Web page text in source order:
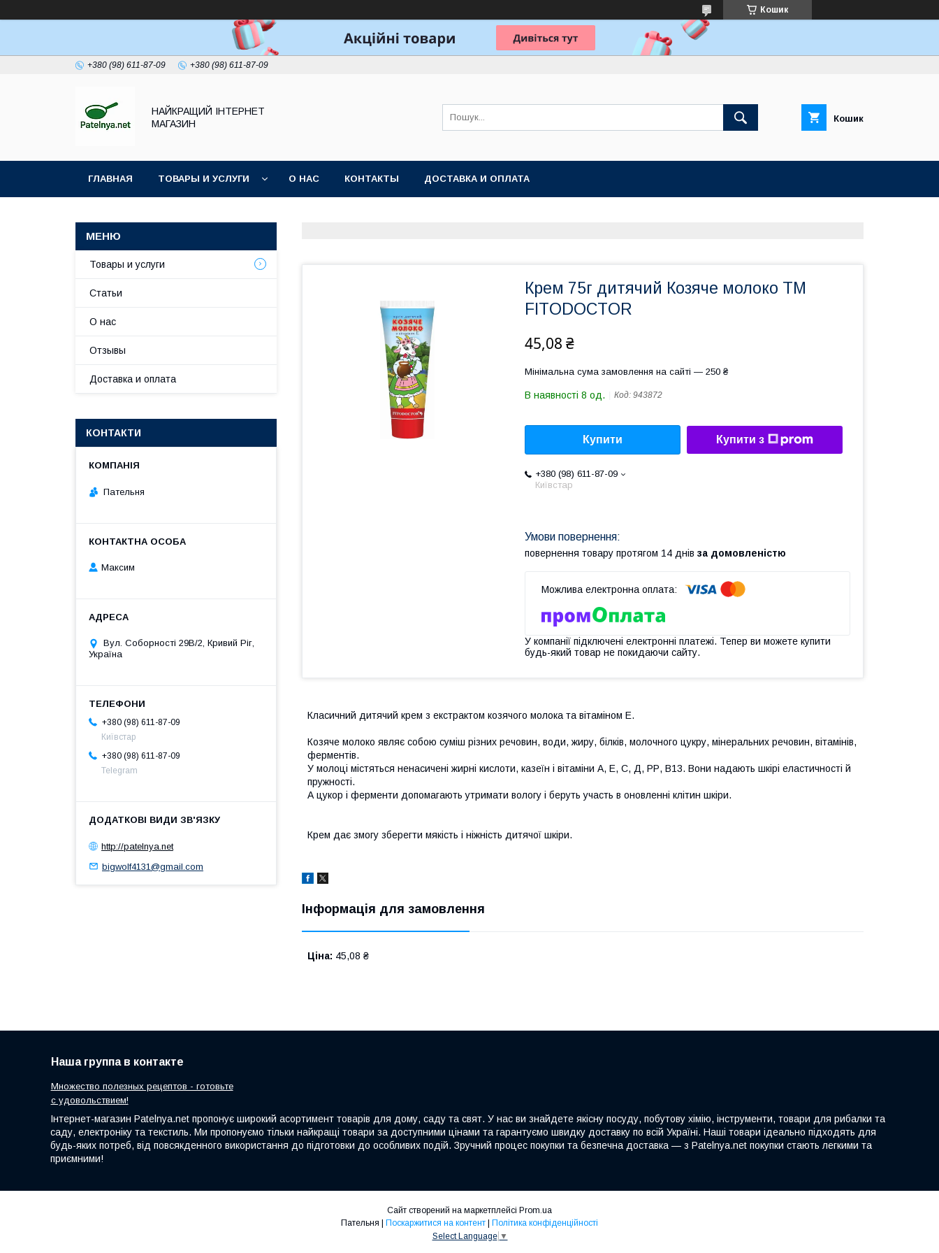
Кошик
+380 (98) 611-87-09 +380 (98) 611-87-09
НАЙКРАЩИЙ ІНТЕРНЕТ
МАГАЗИН
Кошик
ГЛАВНАЯ ТОВАРЫ И УСЛУГИ О НАС КОНТАКТЫ ДОСТАВКА И ОПЛАТА
Крем 75г дитячий Козяче молоко ТМ
FITODOCTOR
45,08 ₴
Мінімальна сума замовлення на сайті — 250 ₴
В наявності 8 од. Код: 943872
Купити Купити з
+380 (98) 611-87-09
Київстар
повернення товару протягом 14 днів за домовленістю
У компанії підключені електронні платежі. Тепер ви можете купити
будь-який товар не покидаючи сайту.
Класичний дитячий крем з екстрактом козячого молока та вітаміном Е.
Козяче молоко являє собою суміш різних речовин, води, жиру, білків, молочного цукру, мінеральних речовин, вітамінів,
ферментів.
У молоці містяться ненасичені жирні кислоти, казеїн і вітаміни А, Е, С, Д, РР, В13. Вони надають шкірі еластичності й
пружності.
А цукор і ферменти допомагають утримати вологу і беруть участь в оновленні клітин шкіри.
Крем дає змогу зберегти мякість і ніжність дитячої шкіри.
Інформація для замовлення
Ціна: 45,08 ₴
Товары и услуги
Статьи
О нас
Отзывы
Доставка и оплата
КОНТАКТИ
Пательня
Максим
Вул. Соборності 29В/2, Кривий Ріг,
Україна
+380 (98) 611-87-09
Київстар
+380 (98) 611-87-09
Telegram
http://patelnya.net
bigwolf4131@gmail.com
Наша группа в контакте
Множество полезных рецептов - готовьте
с удовольствием!
Інтернет-магазин Patelnya.net пропонує широкий асортимент товарів для дому, саду та свят. У нас ви знайдете якісну посуду, побутову хімію, інструменти, товари для рибалки та
саду, електроніку та текстиль. Ми пропонуємо тільки найкращі товари за доступними цінами та гарантуємо швидку доставку по всій Україні. Наші товари ідеально підходять для
будь-яких потреб, від повсякденного використання до підготовки до особливих подій. Зручний процес покупки та безпечна доставка — з Patelnya.net покупки стають легкими та
приємними!
Сайт створений на маркетплейсі Prom.ua
Пательня | Поскаржитися на контент | Політика конфіденційності
Select Language ▼